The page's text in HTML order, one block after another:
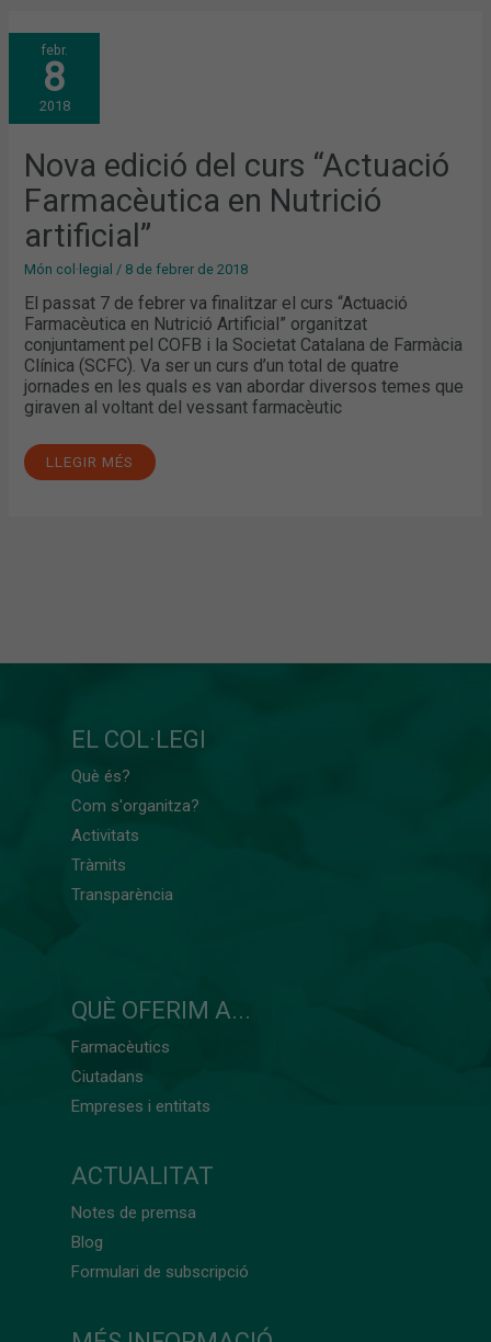
febr.
8
2018
Nova edició del curs “Actuació
Farmacèutica en Nutrició
artificial”
Món col·legial / 8 de febrer de 2018
El passat 7 de febrer va finalitzar el curs “Actuació
Farmacèutica en Nutrició Artificial” organitzat
conjuntament pel COFB i la Societat Catalana de Farmàcia
Clínica (SCFC). Va ser un curs d’un total de quatre
jornades en les quals es van abordar diversos temes que
giraven al voltant del vessant farmacèutic
NOVA
EDICIÓ
DEL
CURS
“ACTUACIÓ
FARMACÈUTICA
EN
ARTIFICIAL”
LLEGIR MÉS
EL COL·LEGI
Què és?
Com s'organitza?
Activitats
Tràmits
Transparència
QUÈ OFERIM A...
Farmacèutics
Ciutadans
Empreses i entitats
ACTUALITAT
Notes de premsa
Blog
Formulari de subscripció